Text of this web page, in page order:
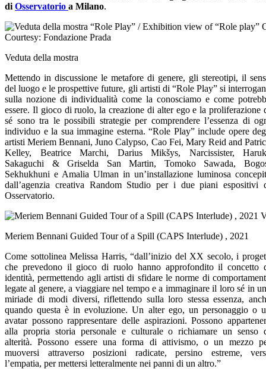
di Osservatorio a Milano.
Veduta della mostra
Mettendo in discussione le metafore di genere, gli stereotipi, il
del luogo e le prospettive future, gli artisti di “Role Play” si
sulla nozione di individualità come la conosciamo e come
essere. Il gioco di ruolo, la creazione di alter ego e la proliferazione
sé sono tra le possibili strategie per comprendere l’essenza di
individuo e la sua immagine esterna. “Role Play” include opere
artisti Meriem Bennani, Juno Calypso, Cao Fei, Mary Reid and
Kelley, Beatrice Marchi, Darius Mikšys, Narcissister,
Sakaguchi & Griselda San Martin, Tomoko Sawada,
Sekhukhuni e Amalia Ulman in un’installazione luminosa
dall’agenzia creativa Random Studio per i due piani espositivi
Osservatorio.
Meriem Bennani Guided Tour of a Spill (CAPS Interlude) , 2021
Come sottolinea Melissa Harris, “dall’inizio del XX secolo, i
che prevedono il gioco di ruolo hanno approfondito il concetto
identità, permettendo agli artisti di sfidare le norme di
legate al genere, a viaggiare nel tempo e a immaginare il loro sé in
miriade di modi diversi, riflettendo sulla loro stessa essenza,
quando questa è in evoluzione. Un alter ego, un personaggio o
avatar possono rappresentare delle aspirazioni. Possono
alla propria storia personale e culturale o richiamare un senso
alterità. Possono essere una forma di attivismo, o un mezzo
muoversi attraverso posizioni radicate, persino estreme,
l’empatia, per mettersi letteralmente nei panni di un altro.”